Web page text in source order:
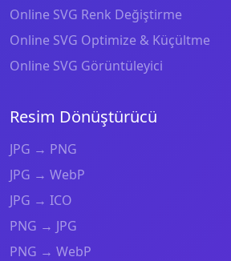
Online SVG Renk Değiştirme
Online SVG Optimize & Küçültme
Online SVG Görüntüleyici
Resim Dönüştürücü
JPG → PNG
JPG → WebP
JPG → ICO
PNG → JPG
PNG → WebP